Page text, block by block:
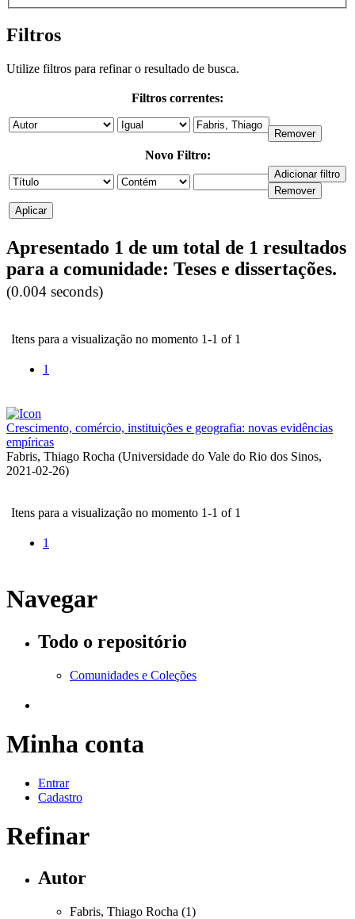
Filtros
Utilize filtros para refinar o resultado de busca.
Filtros correntes:
Novo Filtro:
Apresentado 1 de um total de 1 resultados
para a comunidade: Teses e dissertações.
(0.004 seconds)
Itens para a visualização no momento 1-1 of 1
1
Crescimento, comércio, instituições e geografia: novas evidências
empíricas
Fabris, Thiago Rocha (Universidade do Vale do Rio dos Sinos,
2021-02-26)
Itens para a visualização no momento 1-1 of 1
1
Navegar
Todo o repositório
Comunidades e Coleções
Minha conta
Entrar
Cadastro
Refinar
Autor
Fabris, Thiago Rocha (1)